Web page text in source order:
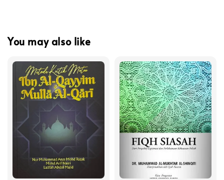
You may also like